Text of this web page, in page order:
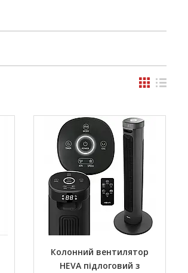
Колонний вентилятор
HEVA підлоговий з